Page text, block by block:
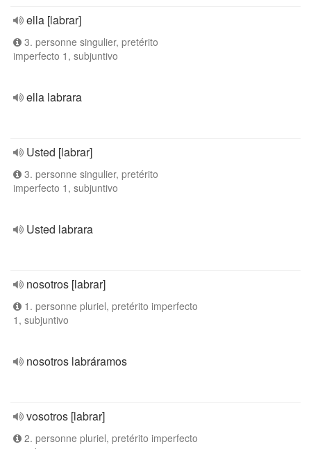
ella [labrar]
3. personne singulier, pretérito
imperfecto 1, subjuntivo
ella labrara
Usted [labrar]
3. personne singulier, pretérito
imperfecto 1, subjuntivo
Usted labrara
nosotros [labrar]
1. personne pluriel, pretérito imperfecto
1, subjuntivo
nosotros labráramos
vosotros [labrar]
2. personne pluriel, pretérito imperfecto